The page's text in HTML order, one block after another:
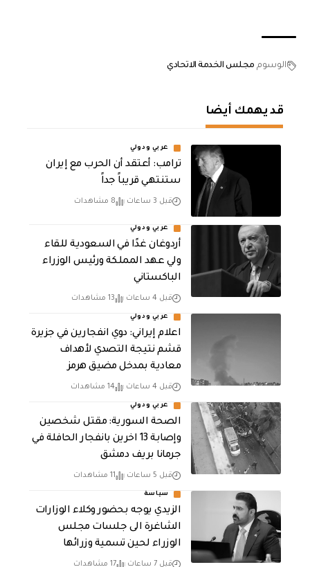
الوسوم مجلس الخدمة الاتحادي
قد يهمك أيضا
عربي ودولي
‏ترامب: أعتقد أن الحرب مع إيران
ستنتهي قريباً جداً
قبل 3 ساعات 8 مشاهدات
عربي ودولي
أردوغان غدًا في السعودية للقاء
ولي عهد المملكة ورئيس الوزراء
الباكستاني
قبل 4 ساعات 13 مشاهدات
عربي ودولي
اعلام إيراني: دوي انفجارين في جزيرة
قشم نتيجة التصدي لأهداف
معادية بمدخل مضيق هرمز
قبل 4 ساعات 14 مشاهدات
عربي ودولي
الصحة السورية: مقتل شخصين
وإصابة 13 اخرين بانفجار الحافلة في
جرمانا بريف دمشق
قبل 5 ساعات 11 مشاهدات
سياسة
الزيدي يوجه بحضور وكلاء الوزارات
الشاغرة الى جلسات مجلس
الوزراء لحين تسمية وزرائها
قبل 7 ساعات 17 مشاهدات